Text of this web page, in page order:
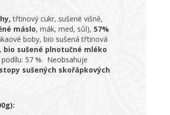
třtinový cukr, sušené višně,
máslo, mák, med, sůl), 57%
boby, bio sušená třtinová
bio sušené plnotučné mléko
57 %. Neobsahuje
sušených skořápkových